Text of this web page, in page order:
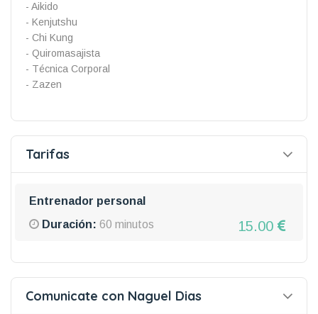
- Aikido
- Kenjutshu
- Chi Kung
- Quiromasajista
- Técnica Corporal
- Zazen
Tarifas
Entrenador personal
Duración: 60 minutos 15.00
Comunicate con Naguel Dias